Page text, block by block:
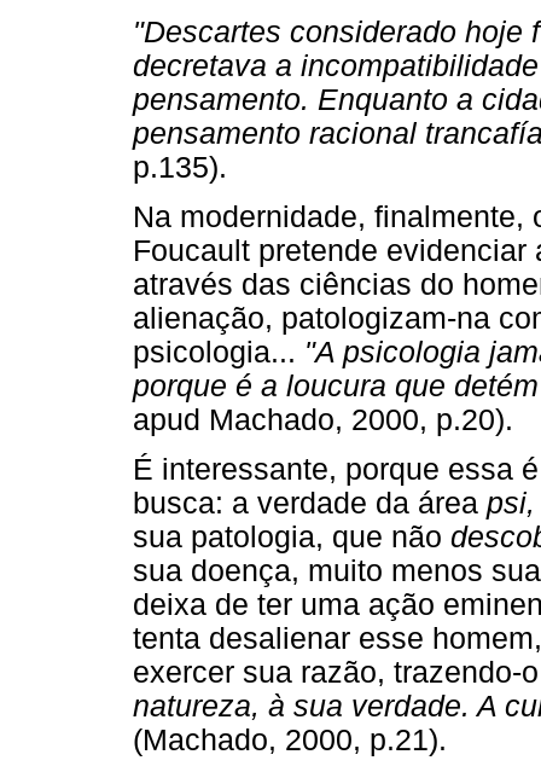
"Descartes considerado hoje
decretava a
pensamento. Enquanto a
pensamento racional
p.135).
Na modernidade,
Foucault pretende
através das ciências do
alienação, patologizam-na
psicologia... "A psicologia
porque é a loucura que
apud Machado, 2000, p.20).
É interessante, porque essa
busca: a verdade da área psi,
sua patologia, que não
sua doença, muito menos
deixa de ter uma ação
tenta desalienar esse
exercer sua razão, trazendo-
natureza, à sua verdade. A
(Machado, 2000, p.21).